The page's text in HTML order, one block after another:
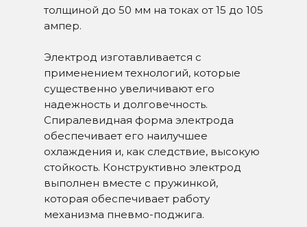
толщиной до 50 мм на токах от 15 до 105
ампер.
Электрод изготавливается с
применением технологий, которые
существенно увеличивают его
надежность и долговечность.
Спиралевидная форма электрода
обеспечивает его наилучшее
охлаждения и, как следствие, высокую
стойкость. Конструктивно электрод
выполнен вместе с пружинкой,
которая обеспечивает работу
механизма пневмо-поджига.